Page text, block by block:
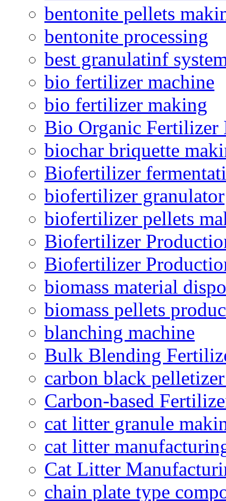
bentonite pellets
bentonite processing
best granulatinf
bio fertilizer machine
bio fertilizer making
Bio Organic Fertilizer
biochar briquette
Biofertilizer
biofertilizer granulator
biofertilizer pellets
Biofertilizer
Biofertilizer
biomass material
biomass pellets
blanching machine
Bulk Blending
carbon black
Carbon-based
cat litter granule
cat litter
Cat Litter
chain plate type